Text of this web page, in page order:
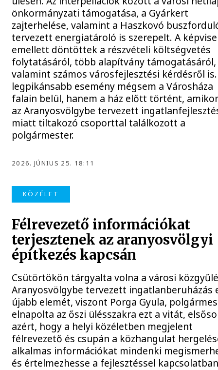
önkormányzati támogatása, a Gyárkert
zajterhelése, valamint a Haszkovó
tervezett energiatároló is szerepelt. A
emellett döntöttek a részvételi költségvetés
folytatásáról, több alapítvány támogatásáról,
valamint számos városfejlesztési kérdésről
legpikánsabb esemény mégsem a Városháza
falain belül, hanem a ház előtt történt,
az Aranyosvölgybe tervezett
miatt tiltakozó csoporttal találkozott a
polgármester.
2026. JÚNIUS 25. 18:11
KÖZÉLET
Félrevezető információkat
terjesztenek az aranyosvölgyi
építkezés kapcsán
Csütörtökön tárgyalta volna a városi
Aranyosvölgybe tervezett ingatlanberuházás
újabb elemét, viszont Porga Gyula,
elnapolta az őszi ülésszakra ezt a vitát,
azért, hogy a helyi közéletben megjelent
félrevezető és csupán a közhangulat
alkalmas információkat mindenki
és értelmezhesse a fejlesztéssel